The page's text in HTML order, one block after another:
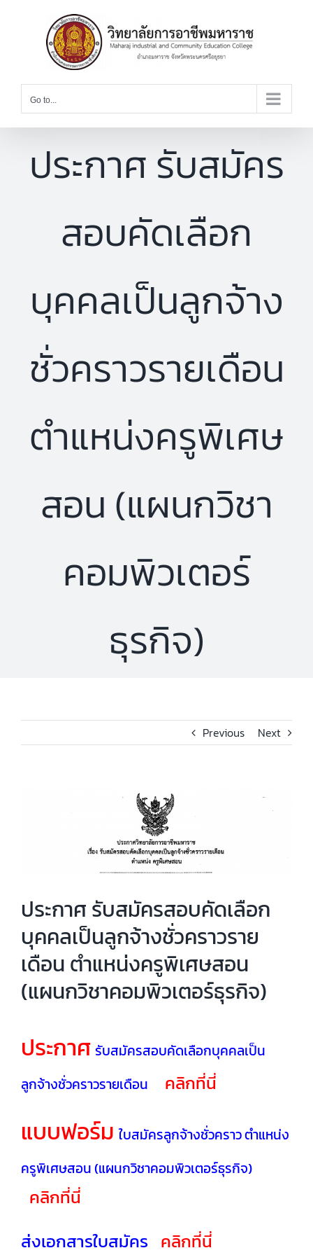
Go to...
ประกาศ รับสมัคร
สอบคัดเลือก
บุคคลเป็นลูกจ้าง
ชั่วคราวรายเดือน
ตำแหน่งครูพิเศษ
สอน (แผนกวิชา
คอมพิวเตอร์
ธุรกิจ)
Previous Next
ประกาศ รับสมัครสอบคัดเลือก
บุคคลเป็นลูกจ้างชั่วคราวราย
เดือน ตำแหน่งครูพิเศษสอน
(แผนกวิชาคอมพิวเตอร์ธุรกิจ)
ประกาศ รับสมัครสอบคัดเลือกบุคคลเป็น
ลูกจ้างชั่วคราวรายเดือน
คลิกที่นี่
แบบฟอร์มใบสมัครลูกจ้างชั่วคราว ตำแหน่ง
ครูพิเศษสอน (แผนกวิชาคอมพิวเตอร์ธุรกิจ)
คลิกที่นี่
ส่งเอกสารใบสมัคร คลิกที่นี่